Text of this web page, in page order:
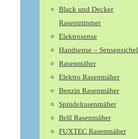
Black und Decker
Rasentrimmer
Elektrosense
Handsense – Sensensichel
Rasenmäher
Elektro Rasenmäher
Benzin Rasenmäher
Spindelrasenmäher
Brill Rasenmäher
FUXTEC Rasenmäher